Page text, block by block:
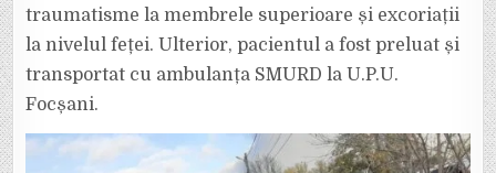
traumatisme la membrele superioare și excoriații
la nivelul feței. Ulterior, pacientul a fost preluat și
transportat cu ambulanța SMURD la U.P.U.
Focșani.